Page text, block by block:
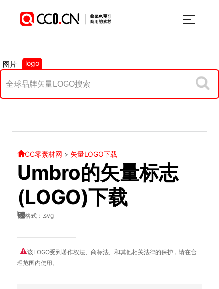
图片 logo
CC零素材网 > 矢量LOGO下载
Umbro的矢量标志
(LOGO)下载
格式：.svg
该LOGO受到著作权法、商标法、和其他相关法律的保护，请在合
理范围内使用。